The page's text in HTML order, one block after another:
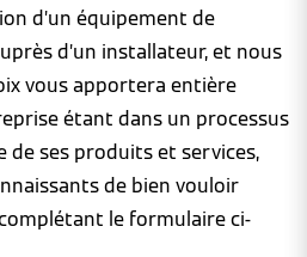
d’un équipement de
d’un installateur, et nous
vous apportera entière
étant dans un processus
de ses produits et services,
de bien vouloir
le formulaire ci-